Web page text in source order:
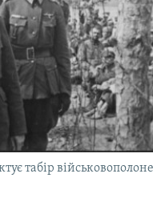
табір